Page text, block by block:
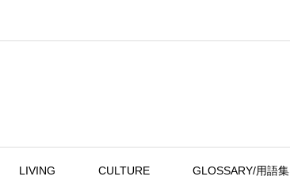
LIVING CULTURE GLOSSARY/用語集